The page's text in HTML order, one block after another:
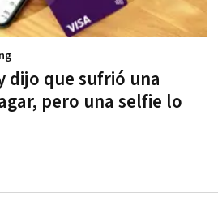
dijo que sufrió una
pero una selfie lo